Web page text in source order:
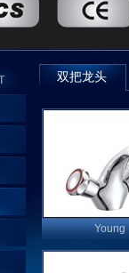
双把龙头
Young